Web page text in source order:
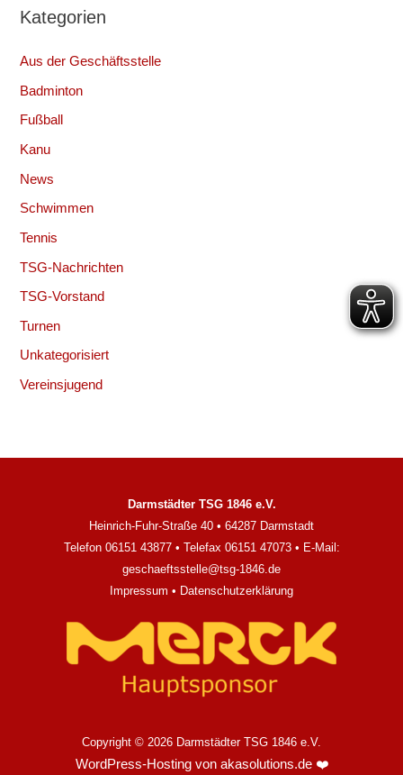
Kategorien
Aus der Geschäftsstelle
Badminton
Fußball
Kanu
News
Schwimmen
Tennis
TSG-Nachrichten
TSG-Vorstand
Turnen
Unkategorisiert
Vereinsjugend
Darmstädter TSG 1846 e.V.
Heinrich-Fuhr-Straße 40 • 64287 Darmstadt
Telefon 06151 43877 • Telefax 06151 47073 • E-Mail:
geschaeftsstelle@tsg-1846.de
Impressum • Datenschutzerklärung
Copyright © 2026 Darmstädter TSG 1846 e.V.
WordPress-Hosting von akasolutions.de❤️